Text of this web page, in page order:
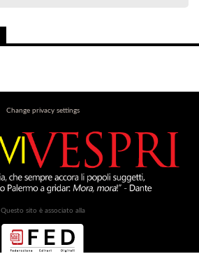
Change privacy settings
Questo sito è associato alla